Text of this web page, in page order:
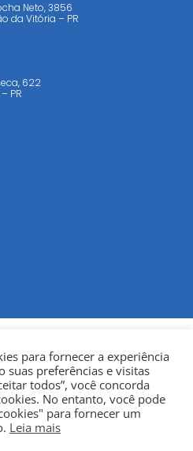
Neto, 3856
da Vitória – PR
622
PR
Municipal Centro Universitário
Vitória – UNIUV
para fornecer a experiência
suas preferências e visitas
todos”, você concorda
No entanto, você pode
para fornecer um
Leia mais